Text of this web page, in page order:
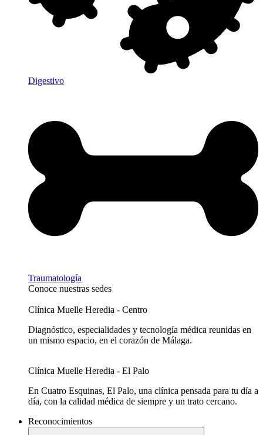
Digestivo
Traumatología
Conoce nuestras sedes
Clínica Muelle Heredia - Centro
Diagnóstico, especialidades y tecnología médica reunidas en
un mismo espacio, en el corazón de Málaga.
Clínica Muelle Heredia - El Palo​
En Cuatro Esquinas, El Palo, una clínica pensada para tu día a
día, con la calidad médica de siempre y un trato cercano.
Reconocimientos